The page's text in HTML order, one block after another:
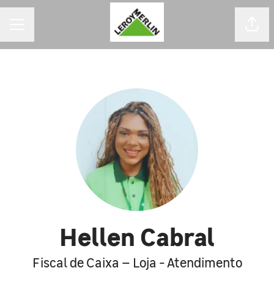
Hellen Cabral
Fiscal de Caixa – Loja - Atendimento